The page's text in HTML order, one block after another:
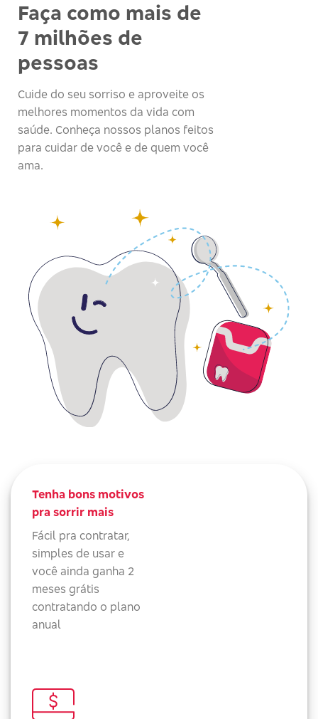
Faça como mais de
7 milhões de
pessoas
Cuide do seu sorriso e aproveite os
melhores momentos da vida com
saúde. Conheça nossos planos feitos
para cuidar de você e de quem você
ama.
Tenha bons motivos
pra sorrir mais
Fácil pra contratar,
simples de usar e
você ainda ganha 2
meses grátis
contratando o plano
anual